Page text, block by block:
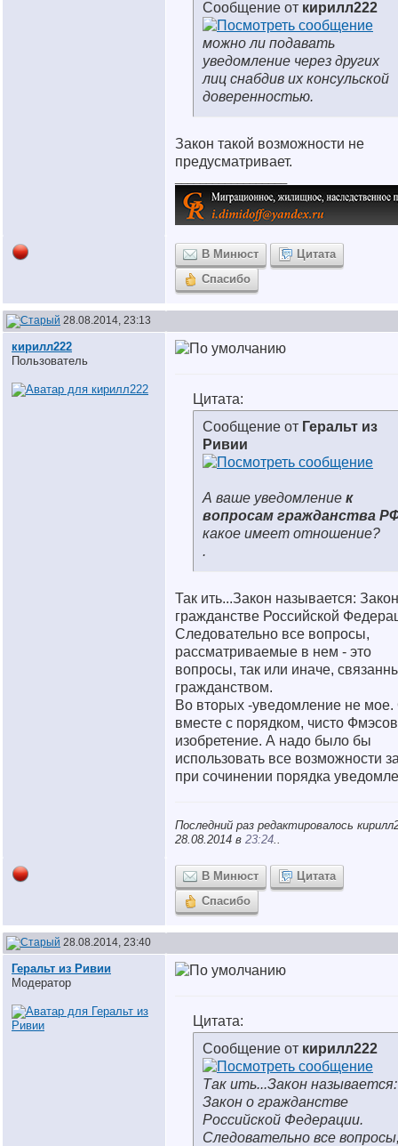
Сообщение от кирилл222
можно ли подавать
уведомление через других
лиц снабдив их консульской
доверенностью.
Закон такой возможности не
предусматривает.
В Минюст
Цитата
Спасибо
28.08.2014, 23:13
кирилл222
Пользователь
Цитата:
Сообщение от Геральт из
Ривии
А ваше уведомление к
вопросам гражданства
какое имеет отношение?
.
Так ить...Закон называется:
гражданстве Российской
Следовательно все вопросы,
рассматриваемые в нем - это
вопросы, так или иначе,
гражданством.
Во вторых -уведомление не
вместе с порядком, чисто
изобретение. А надо было бы
использовать все возможности
при сочинении порядка
Последний раз редактировалось
28.08.2014 в 23:24..
В Минюст
Цитата
Спасибо
28.08.2014, 23:40
Геральт из Ривии
Модератор
Цитата:
Сообщение от кирилл222
Так ить...Закон называется:
Закон о гражданстве
Российской Федерации.
Следовательно все